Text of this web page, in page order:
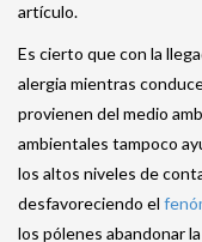
artículo.
Es cierto que con la
alergia mientras
provienen del medio
ambientales tampoco
los altos niveles de
desfavoreciendo el
los pólenes abandonar